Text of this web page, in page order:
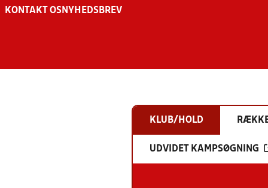
KONTAKT OS NYHEDSBREV
KLUB/HOLD
UDVIDET KAMPSØGNING